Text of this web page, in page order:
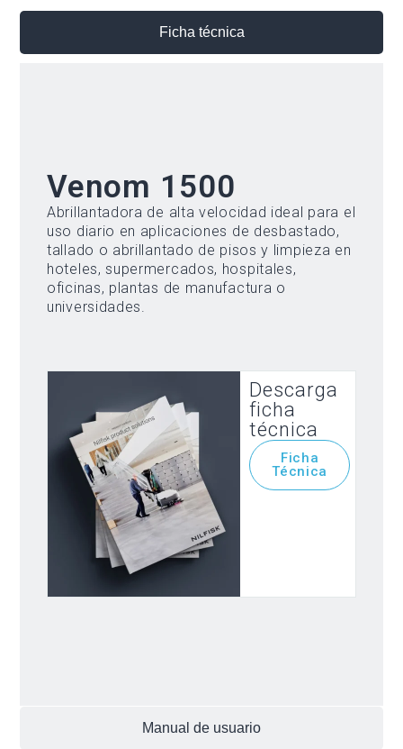
Ficha técnica
Manual de usuario
Venom 1500
Abrillantadora de alta velocidad ideal para el
uso diario en aplicaciones de desbastado,
tallado o abrillantado de pisos y limpieza en
hoteles, supermercados, hospitales,
oficinas, plantas de manufactura o
universidades.
Descarga
ficha
técnica
Ficha
Técnica